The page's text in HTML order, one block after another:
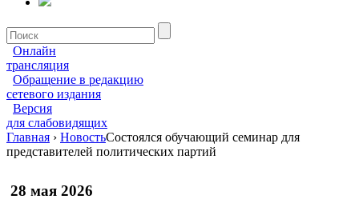
Онлайн
трансляция
Обращение в редакцию
сетевого издания
Версия
для слабовидящих
Главная › НовостьСостоялся обучающий семинар для
представителей политических партий
28 мая 2026